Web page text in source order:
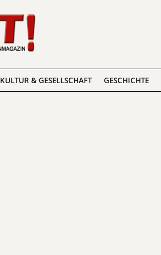
KULTUR & GESELLSCHAFT GESCHICHTE